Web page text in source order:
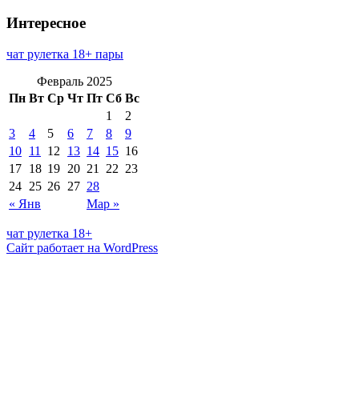
Интересное
чат рулетка 18+ пары
Февраль 2025
Пн Вт Ср Чт Пт Сб Вс
« Янв Мар »
1
2
3
4 5 6 7 8
9
10 11 12 13 14 15 16
17 18 19 20 21 22 23
24 25 26 27 28
чат рулетка 18+
Сайт работает на WordPress